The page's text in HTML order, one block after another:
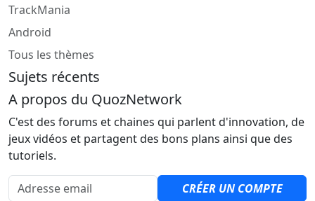
TrackMania
Android
Tous les thèmes
Sujets récents
A propos du QuozNetwork
C'est des forums et chaines qui parlent d'innovation, de
jeux vidéos et partagent des bons plans ainsi que des
tutoriels.
Adresse email
CRÉER UN COMPTE